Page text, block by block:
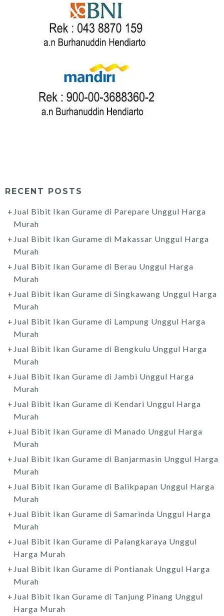
RECENT POSTS
Jual Bibit Ikan Gurame di Parepare Unggul Harga
Murah
Jual Bibit Ikan Gurame di Makassar Unggul Harga
Murah
Jual Bibit Ikan Gurame di Berau Unggul Harga
Murah
Jual Bibit Ikan Gurame di Singkawang Unggul Harga
Murah
Jual Bibit Ikan Gurame di Lampung Unggul Harga
Murah
Jual Bibit Ikan Gurame di Bengkulu Unggul Harga
Murah
Jual Bibit Ikan Gurame di Jambi Unggul Harga
Murah
Jual Bibit Ikan Gurame di Kendari Unggul Harga
Murah
Jual Bibit Ikan Gurame di Manado Unggul Harga
Murah
Jual Bibit Ikan Gurame di Banjarmasin Unggul Harga
Murah
Jual Bibit Ikan Gurame di Balikpapan Unggul Harga
Murah
Jual Bibit Ikan Gurame di Samarinda Unggul Harga
Murah
Jual Bibit Ikan Gurame di Palangkaraya Unggul
Harga Murah
Jual Bibit Ikan Gurame di Pontianak Unggul Harga
Murah
Jual Bibit Ikan Gurame di Tanjung Pinang Unggul
Harga Murah